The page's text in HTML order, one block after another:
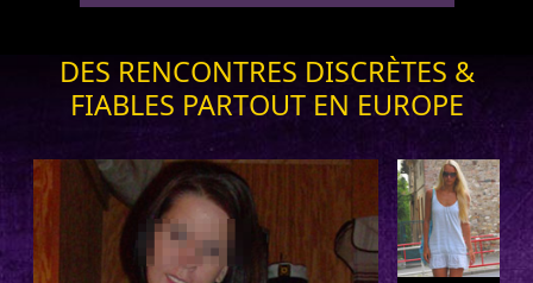
DES RENCONTRES DISCRÈTES &
FIABLES PARTOUT EN EUROPE